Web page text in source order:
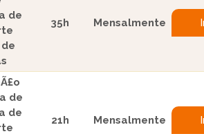
de
35h Mensalmente
de
de
21h Mensalmente